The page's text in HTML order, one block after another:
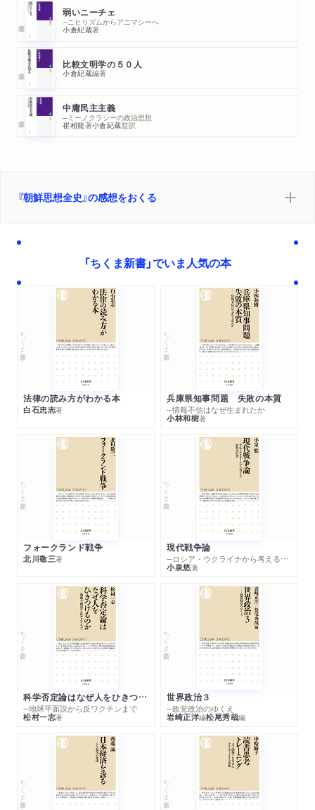
弱いニーチェ
─ニヒリズムからアニマシーへ
小倉紀蔵著
比較文明学の５０人
小倉紀蔵編著
中庸民主主義
─ミーノクラシーの政治思想
崔相龍著小倉紀蔵監訳
『朝鮮思想全史』の感想をおくる
「ちくま新書」でいま人気の本
ちくま新書
法律の読み方がわかる本
白石忠志著
ちくま新書
兵庫県知事問題 失敗の本質
─情報不信はなぜ生まれたか
小林和樹著
ちくま新書
フォークランド戦争
北川敬三著
ちくま新書
現代戦争論
─ロシア・ウクライナから考える世界の行方
小泉悠著
ちくま新書
科学否定論はなぜ人をひきつけるのか
─地球平面説から反ワクチンまで
松村一志著
ちくま新書
世界政治３
─政党政治のゆくえ
岩崎正洋編松尾秀哉編
ちくま新書 ちくま新書